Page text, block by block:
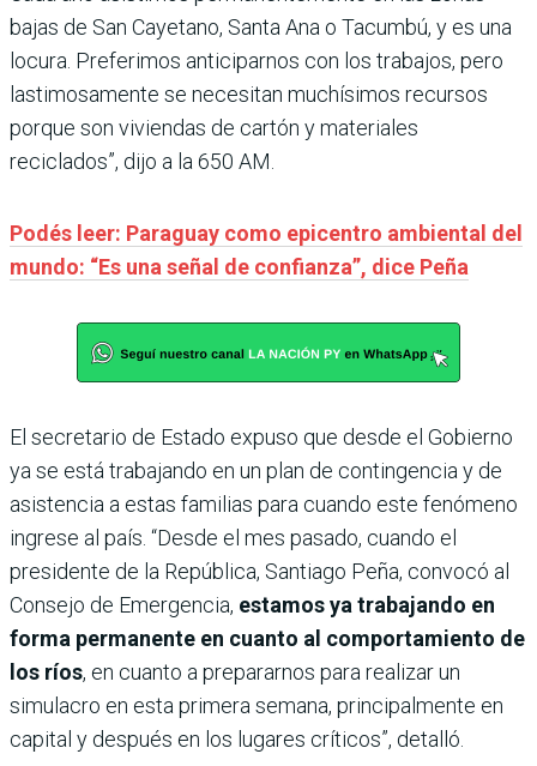
bajas de San Cayetano, Santa Ana o Tacumbú, y es una
locura. Preferimos anticiparnos con los trabajos, pero
lastimosamente se necesitan muchísimos recursos
porque son viviendas de cartón y materiales
reciclados”, dijo a la 650 AM.
Podés leer: Paraguay como epicentro ambiental del
mundo: “Es una señal de confianza”, dice Peña
El secretario de Estado expuso que desde el Gobierno
ya se está trabajando en un plan de contingencia y de
asistencia a estas familias para cuando este fenómeno
ingrese al país. “Desde el mes pasado, cuando el
presidente de la República, Santiago Peña, convocó al
Consejo de Emergencia, estamos ya trabajando en
forma permanente en cuanto al comportamiento de
los ríos, en cuanto a prepararnos para realizar un
simulacro en esta primera semana, principalmente en
capital y después en los lugares críticos”, detalló.